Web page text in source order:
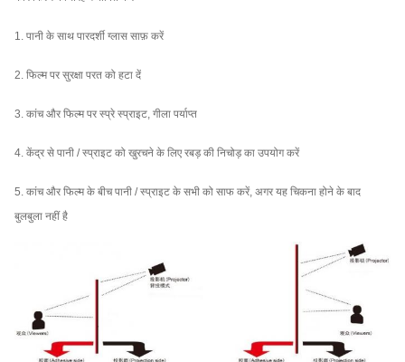
1. पानी के साथ पारदर्शी ग्लास साफ़ करें
2. फिल्म पर सुरक्षा परत को हटा दें
3. कांच और फिल्म पर स्प्रे स्प्राइट, गीला पर्याप्त
4. केंद्र से पानी / स्प्राइट को खुरचने के लिए रबड़ की निचोड़ का उपयोग करें
5. कांच और फिल्म के बीच पानी / स्प्राइट के सभी को साफ करें, अगर यह चिकना होने के बाद
बुलबुला नहीं है